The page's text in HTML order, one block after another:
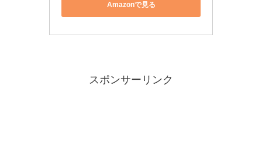
Amazonで見る
スポンサーリンク